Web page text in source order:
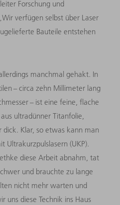
Forschung und
verfügen selbst über Laser
Bauteile entstehen
manchmal gehakt. In
– circa zehn Millimeter lang
– ist eine feine, flache
ultradünner Titanfolie,
Klar, so etwas kann man
Ultrakurzpulslasern (UKP).
diese Arbeit abnahm, tat
und brauchte zu lange
nicht mehr warten und
uns diese Technik ins Haus